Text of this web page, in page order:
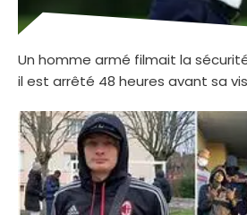
Un homme armé filmait la
il est arrêté 48 heures avant sa